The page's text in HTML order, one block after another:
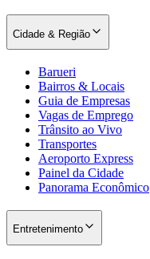
Cidade & Região
Barueri
Bairros & Locais
Guia de Empresas
Vagas de Emprego
Trânsito ao Vivo
Transportes
Aeroporto Express
Painel da Cidade
Panorama Econômico
Entretenimento